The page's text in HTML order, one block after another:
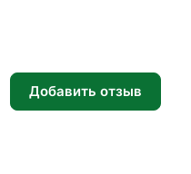
Добавить отзыв